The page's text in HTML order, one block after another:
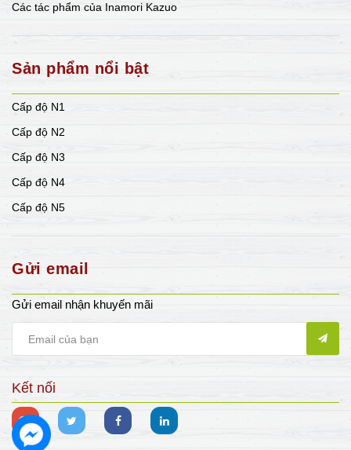
Các tác phẩm của Inamori Kazuo
Sản phẩm nổi bật
Cấp độ N1
Cấp độ N2
Cấp độ N3
Cấp độ N4
Cấp độ N5
Gửi email
Gửi email nhận khuyến mãi
Kết nối